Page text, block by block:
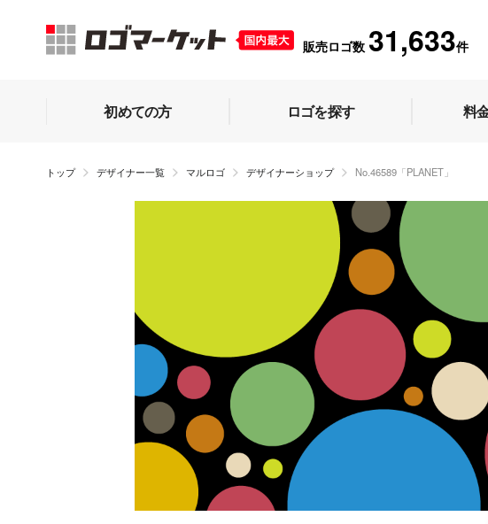
販売ロゴ数 31,633件
初めての方 ロゴを探す 料
トップ デザイナー一覧 マルロゴ デザイナーショップ No.46589「PLANET」